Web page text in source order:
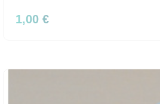
1,00 €